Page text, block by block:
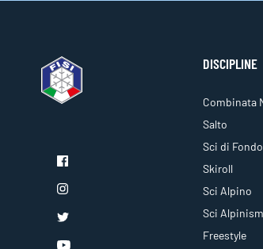
DISCIPLINE
Combinata
Salto
Sci di Fondo
Skiroll
Sci Alpino
Sci
Freestyle